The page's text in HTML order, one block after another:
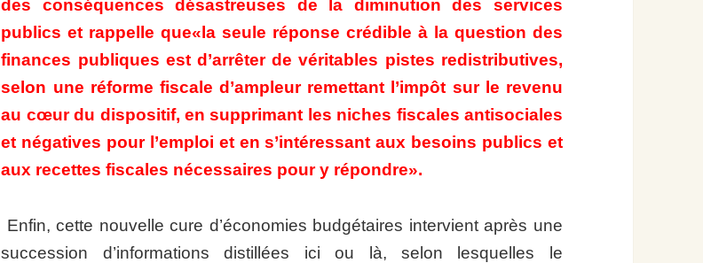
des conséquences désastreuses de la diminution des services
publics et rappelle que«la seule réponse crédible à la question des
finances publiques est d’arrêter de véritables pistes redistributives,
selon une réforme fiscale d’ampleur remettant l’impôt sur le revenu
au cœur du dispositif, en supprimant les niches fiscales antisociales
et négatives pour l’emploi et en s’intéressant aux besoins publics et
aux recettes fiscales nécessaires pour y répondre».
Enfin, cette nouvelle cure d’économies budgétaires intervient après une
succession d’informations distillées ici ou là, selon lesquelles le